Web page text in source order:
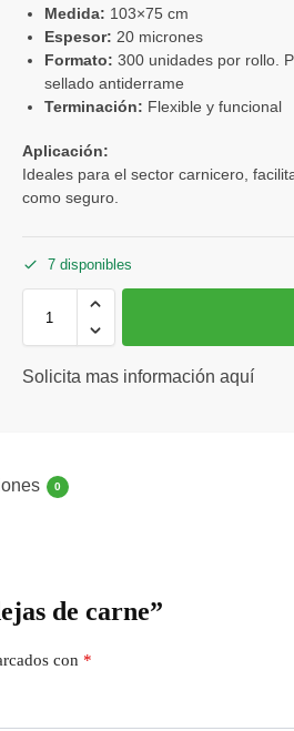
Medida: 103×75 cm
Espesor: 20 micrones
Formato: 300 unidades por rollo.
sellado antiderrame
Terminación: Flexible y funcional
Aplicación:
Ideales para el sector carnicero,
como seguro.
7 disponibles
Solicita mas información aquí
0
de carne”
con *